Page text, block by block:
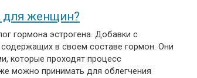
для женщин?
гормона эстрогена. Добавки с
в своем составе гормон. Они
которые проходят процесс
можно принимать для облегчения